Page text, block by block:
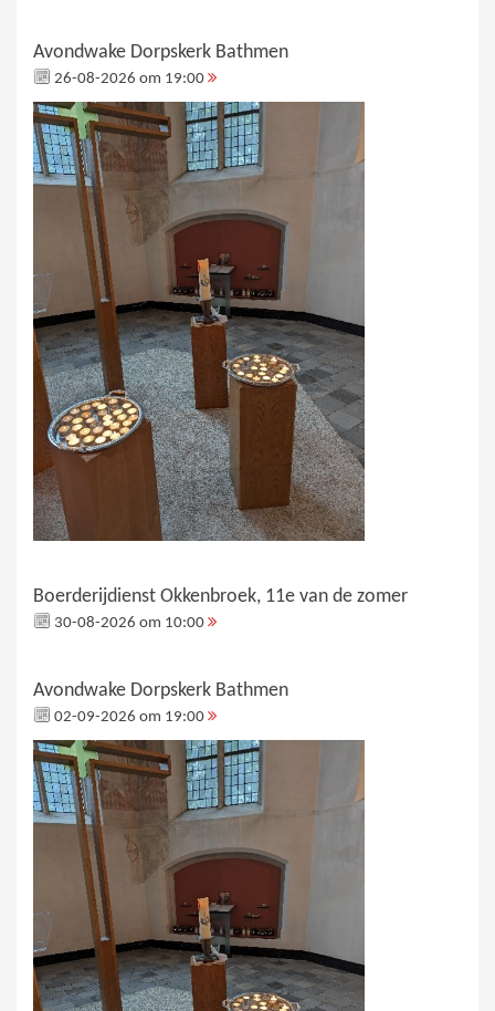
Avondwake Dorpskerk Bathmen
26-08-2026 om 19:00
Boerderijdienst Okkenbroek, 11e van de zomer
30-08-2026 om 10:00
Avondwake Dorpskerk Bathmen
02-09-2026 om 19:00